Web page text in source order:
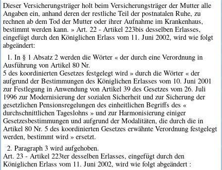
Dieser Versicherungsträger holt beim Versicherungsträger der Mutter alle
Angaben ein, anhand deren der restliche Teil der postnatalen Ruhe, zu
rechnen ab dem Tod der Mutter oder ihrer Aufnahme im Krankenhaus,
bestimmt werden kann. » Art. 22 - Artikel 223bis desselben Erlasses,
eingefügt durch den Königlichen Erlass vom 11. Juni 2002, wird wie folgt
abgeändert:
1. In § 1 Absatz 2 werden die Wörter « der durch eine Verordnung in
Ausführung von Artikel 80 Nr.
5 des koordinierten Gesetzes festgelegt wird » durch die Wörter « der
aufgrund der Bestimmungen des Königlichen Erlasses vom 10. Juni 2001
zur Festlegung in Anwendung von Artikel 39 des Gesetzes vom 26. Juli
1996 zur Modernisierung der sozialen Sicherheit und zur Sicherung der
gesetzlichen Pensionsregelungen des einheitlichen Begriffs des «
durchschnittlichen Tageslohns » und zur Harmonisierung einiger
Gesetzesbestimmungen und aufgrund der Modalitäten, die durch die in
Artikel 80 Nr. 5 des koordinierten Gesetzes erwähnte Verordnung festgelegt
werden, bestimmt wird » ersetzt.
2. Paragraph 3 wird aufgehoben.
Art. 23 - Artikel 223ter desselben Erlasses, eingefügt durch den
Königlichen Erlass vom 11. Juni 2002, wird wie folgt abgeändert :